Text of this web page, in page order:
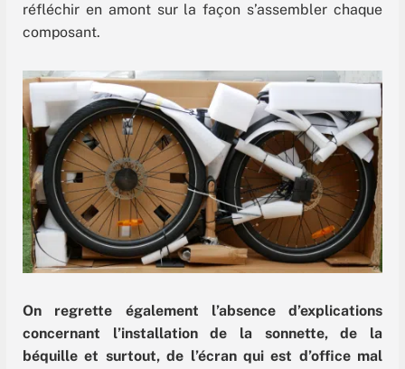
réfléchir en amont sur la façon s’assembler chaque
composant.
On regrette également l’absence d’explications
concernant l’installation de la sonnette, de la
béquille et surtout, de l’écran qui est d’office mal